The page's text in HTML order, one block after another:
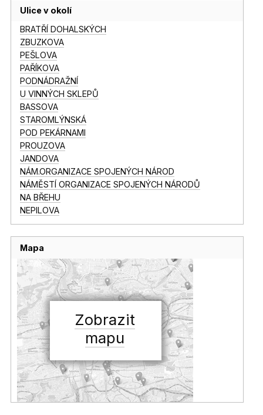
Ulice v okolí
BRATŘÍ DOHALSKÝCH
ZBUZKOVA
PEŠLOVA
PAŘÍKOVA
PODNÁDRAŽNÍ
U VINNÝCH SKLEPŮ
BASSOVA
STAROMLÝNSKÁ
POD PEKÁRNAMI
PROUZOVA
JANDOVA
NÁM.ORGANIZACE SPOJENÝCH NÁROD
NÁMĚSTÍ ORGANIZACE SPOJENÝCH NÁRODŮ
NA BŘEHU
NEPILOVA
Mapa
Zobrazit
mapu